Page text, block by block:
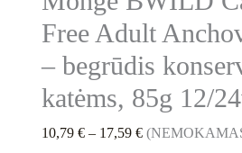
Free Adult
– begrūdis
katėms, 85g 12/
10,79€ – 17,59€
katėms,
85g
12/24vnt